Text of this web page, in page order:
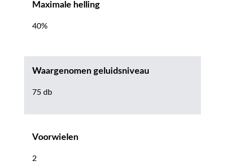
Maximale helling
40%
Waargenomen geluidsniveau
75 db
Voorwielen
2